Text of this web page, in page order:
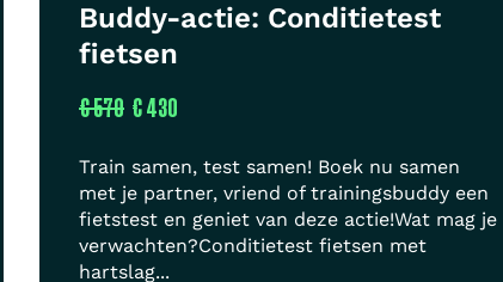
Buddy-actie: Conditietest
fietsen
€ 570 € 430
Train samen, test samen! Boek nu samen
met je partner, vriend of trainingsbuddy een
fietstest en geniet van deze actie!Wat mag je
verwachten?Conditietest fietsen met
hartslag...